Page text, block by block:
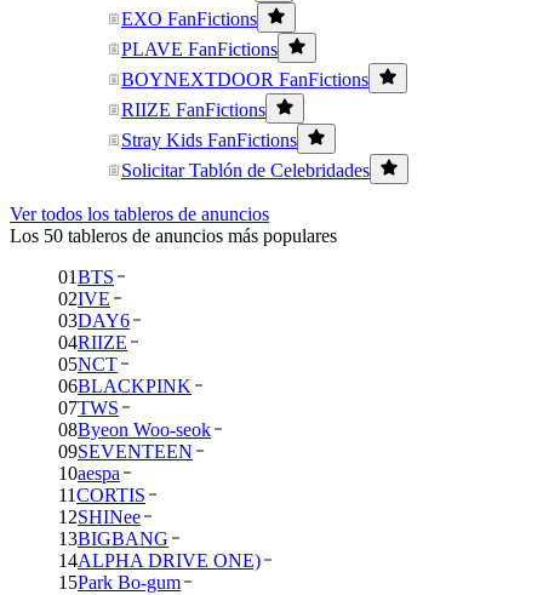
EXO FanFictions
PLAVE FanFictions
BOYNEXTDOOR FanFictions
RIIZE FanFictions
Stray Kids FanFictions
Solicitar Tablón de Celebridades
Ver todos los tableros de anuncios
Los 50 tableros de anuncios más populares
01BTS
02IVE
03DAY6
04RIIZE
05NCT
06BLACKPINK
07TWS
08Byeon Woo-seok
09SEVENTEEN
10aespa
11CORTIS
12SHINee
13BIGBANG
14ALPHA DRIVE ONE)
15Park Bo-gum